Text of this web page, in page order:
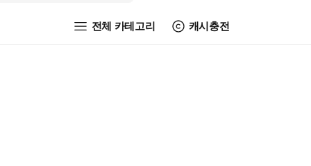
전체 카테고리 캐시충전